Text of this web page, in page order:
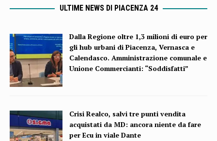
ULTIME NEWS DI PIACENZA 24
Dalla Regione oltre 1,3 milioni di euro per
gli hub urbani di Piacenza, Vernasca e
Calendasco. Amministrazione comunale e
Unione Commercianti: “Soddisfatti”
Crisi Realco, salvi tre punti vendita
acquistati da MD: ancora niente da fare
per Ecu in viale Dante